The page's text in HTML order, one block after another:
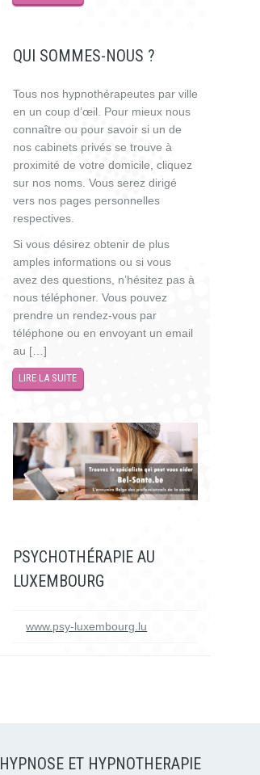
QUI SOMMES-NOUS ?
Tous nos hypnothérapeutes par ville
en un coup d’œil. Pour mieux nous
connaître ou pour savoir si un de
nos cabinets privés se trouve à
proximité de votre domicile, cliquez
sur nos noms. Vous serez dirigé
vers nos pages personnelles
respectives.
Si vous désirez obtenir de plus
amples informations ou si vous
avez des questions, n’hésitez pas à
nous téléphoner. Vous pouvez
prendre un rendez-vous par
téléphone ou en envoyant un email
au […]
LIRE LA SUITE
PSYCHOTHÉRAPIE AU
LUXEMBOURG
www.psy-luxembourg.lu
HYPNOSE ET HYPNOTHERAPIE